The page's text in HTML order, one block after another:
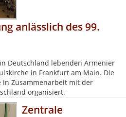
anlässlich des 99.
Deutschland lebenden Armenier
in Frankfurt am Main. Die
in Zusammenarbeit mit der
organisiert.
Zentrale